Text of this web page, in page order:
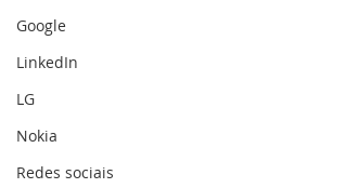
Google
LinkedIn
LG
Nokia
Redes sociais